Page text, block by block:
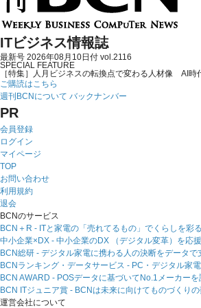
ITビジネス情報誌
最新号 2026年08月10日付 vol.2116
SPECIAL FEATURE
［特集］人月ビジネスの転換点で変わる人材像 AI時
ご購読はこちら
週刊BCNについて バックナンバー
PR
会員登録
ログイン
マイページ
TOP
お問い合わせ
利用規約
退会
BCNのサービス
BCN＋R - ITと家電の「売れてるもの」でくらしを彩
中小企業×DX - 中小企業のDX （デジタル変革）を応
BCN総研 - デジタル家電に携わる人の決断をデータで
BCNランキング・データサービス - PC・デジタル家
BCN AWARD - POSデータに基づいてNo.1メーカーを
BCN ITジュニア賞 - BCNは未来に向けてものづくり
運営会社について